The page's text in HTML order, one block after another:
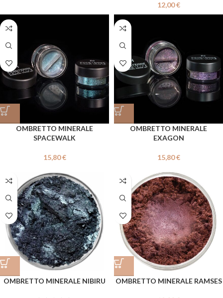
12,00€
OMBRETTO MINERALE
SPACEWALK
15,80€
OMBRETTO MINERALE
EXAGON
15,80€
OMBRETTO MINERALE NIBIRU OMBRETTO MINERALE RAMSES